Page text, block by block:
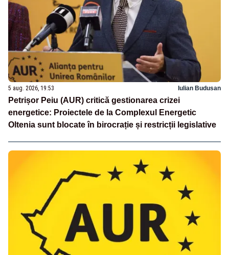
5 aug. 2026, 19:53 Iulian Budusan
Petrișor Peiu (AUR) critică gestionarea crizei
energetice: Proiectele de la Complexul Energetic
Oltenia sunt blocate în birocrație și restricții legislative